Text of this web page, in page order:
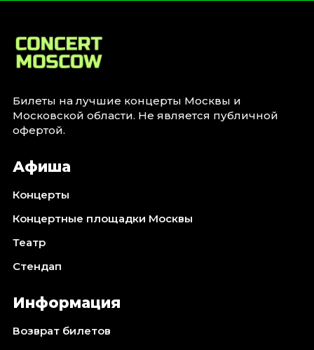
Билеты на лучшие концерты Москвы и
Московской области. Не является публичной
офертой.
Афиша
Концерты
Концертные площадки Москвы
Театр
Стендап
Информация
Возврат билетов